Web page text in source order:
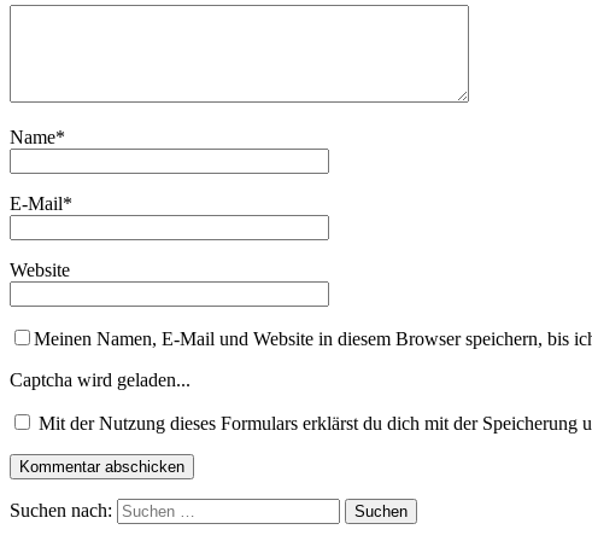
Name*
E-Mail*
Website
Meinen Namen, E-Mail und Website in diesem Browser speichern, bis
Captcha wird geladen...
Mit der Nutzung dieses Formulars erklärst du dich mit der Speicherung
Suchen nach: